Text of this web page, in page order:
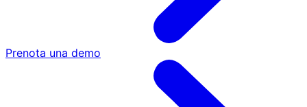
Prenota una demo